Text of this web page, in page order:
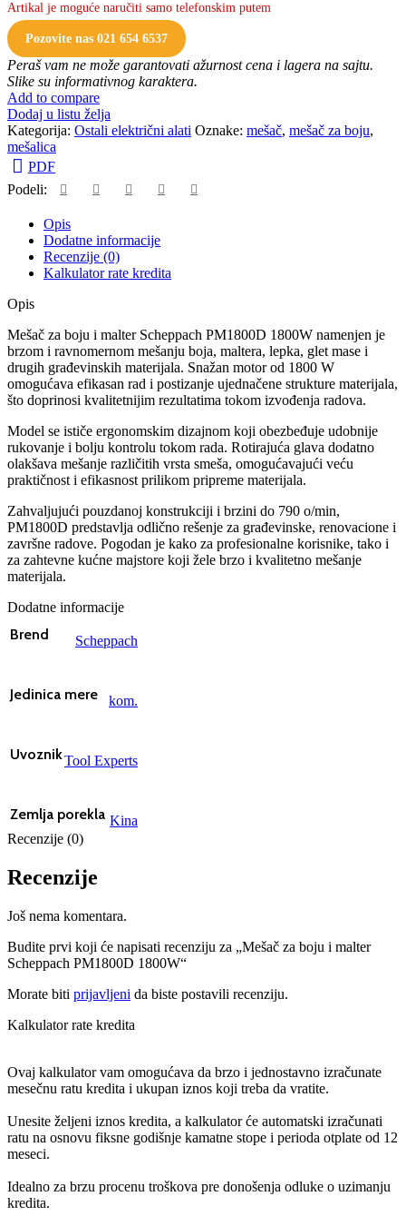
Artikal je moguće naručiti samo telefonskim putem
Pozovite nas 021 654 6537
Peraš vam ne može garantovati ažurnost cena i lagera na sajtu.
Slike su informativnog karaktera.
Add to compare
Dodaj u listu želja
Kategorija: Ostali električni alati Oznake: mešač, mešač za boju,
mešalica
PDF
Podeli:
Opis
Dodatne informacije
Recenzije (0)
Kalkulator rate kredita
Opis
Mešač za boju i malter Scheppach PM1800D 1800W namenjen je
brzom i ravnomernom mešanju boja, maltera, lepka, glet mase i
drugih građevinskih materijala. Snažan motor od 1800 W
omogućava efikasan rad i postizanje ujednačene strukture materijala,
što doprinosi kvalitetnijim rezultatima tokom izvođenja radova.
Model se ističe ergonomskim dizajnom koji obezbeđuje udobnije
rukovanje i bolju kontrolu tokom rada. Rotirajuća glava dodatno
olakšava mešanje različitih vrsta smeša, omogućavajući veću
praktičnost i efikasnost prilikom pripreme materijala.
Zahvaljujući pouzdanoj konstrukciji i brzini do 790 o/min,
PM1800D predstavlja odlično rešenje za građevinske, renovacione i
završne radove. Pogodan je kako za profesionalne korisnike, tako i
za zahtevne kućne majstore koji žele brzo i kvalitetno mešanje
materijala.
Dodatne informacije
Brend Scheppach
Jedinica mere kom.
UvoznikTool Experts
Zemlja porekla Kina
Recenzije (0)
Recenzije
Još nema komentara.
Budite prvi koji će napisati recenziju za „Mešač za boju i malter
Scheppach PM1800D 1800W“
Morate biti prijavljeni da biste postavili recenziju.
Kalkulator rate kredita
Ovaj kalkulator vam omogućava da brzo i jednostavno izračunate
mesečnu ratu kredita i ukupan iznos koji treba da vratite.
Unesite željeni iznos kredita, a kalkulator će automatski izračunati
ratu na osnovu fiksne godišnje kamatne stope i perioda otplate od 12
meseci.
Idealno za brzu procenu troškova pre donošenja odluke o uzimanju
kredita.